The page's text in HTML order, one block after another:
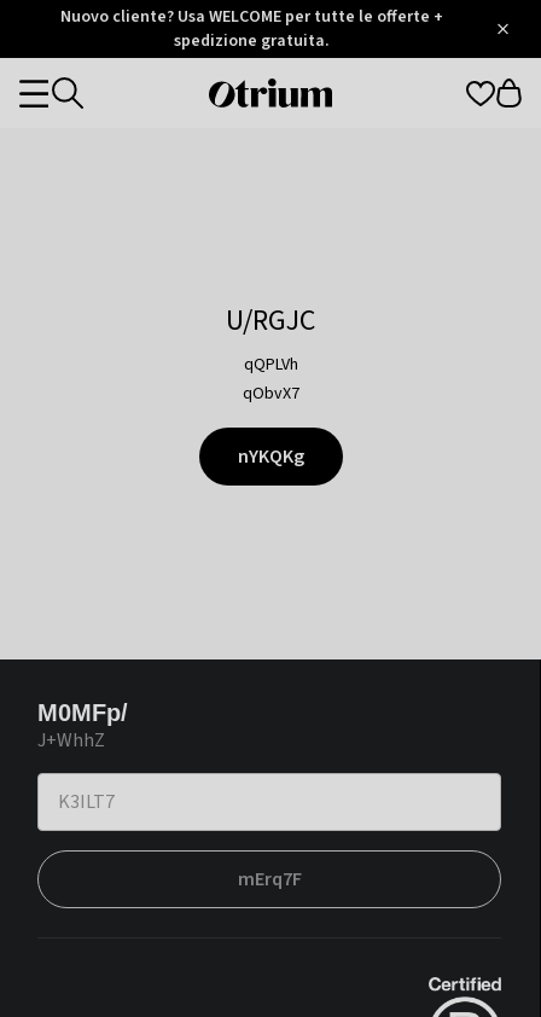
Otrium
Trustpilot
Nuovo cliente? Usa WELCOME per tutte le offerte +
spedizione gratuita.
Otrium
Categories
U/RGJC
qQPLVh
qObvX7
nYKQKg
M0MFp/
J+WhhZ
mErq7F